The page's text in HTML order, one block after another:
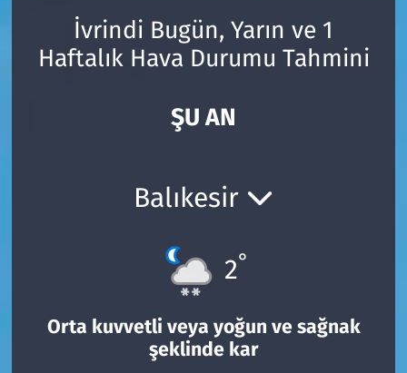
İvrindi Bugün, Yarın ve 1
Haftalık Hava Durumu Tahmini
ŞU AN
Balıkesir
2°
Orta kuvvetli veya yoğun ve sağnak
şeklinde kar
Dinya
Süper Lig Puan Durumu ve Fikstür